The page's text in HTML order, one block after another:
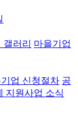
갤러리 마을기업
업 신청절차 공
지원사업 소식